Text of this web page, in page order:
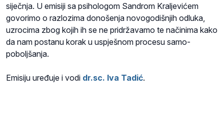
siječnja. U emisiji sa psihologom Sandrom Kraljevićem
govorimo o razlozima donošenja novogodišnjih odluka,
uzrocima zbog kojih ih se ne pridržavamo te načinima kako
da nam postanu korak u uspješnom procesu samo-
poboljšanja.
Emisiju uređuje i vodi dr.sc. Iva Tadić.